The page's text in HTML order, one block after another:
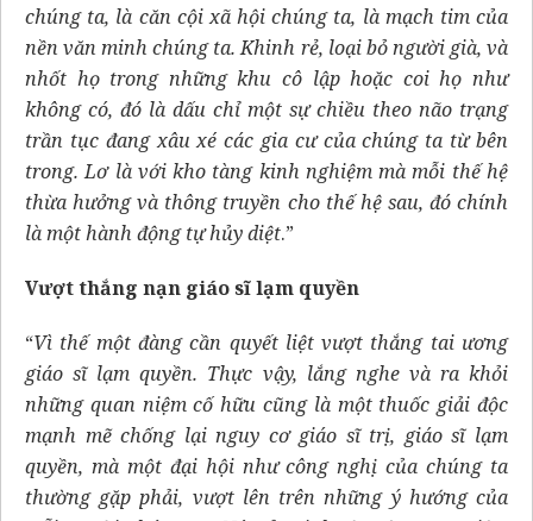
chúng ta, là căn cội xã hội chúng ta, là mạch tim của
nền văn minh chúng ta. Khinh rẻ, loại bỏ người già, và
nhốt họ trong những khu cô lập hoặc coi họ như
không có, đó là dấu chỉ một sự chiều theo não trạng
trần tục đang xâu xé các gia cư của chúng ta từ bên
trong. Lơ là với kho tàng kinh nghiệm mà mỗi thế hệ
thừa hưởng và thông truyền cho thế hệ sau, đó chính
là một hành động tự hủy diệt.”
Vượt thắng nạn giáo sĩ lạm quyền
“Vì thế một đàng cần quyết liệt vượt thắng tai ương
giáo sĩ lạm quyền. Thực vậy, lắng nghe và ra khỏi
những quan niệm cố hữu cũng là một thuốc giải độc
mạnh mẽ chống lại nguy cơ giáo sĩ trị, giáo sĩ lạm
quyền, mà một đại hội như công nghị của chúng ta
thường gặp phải, vượt lên trên những ý hướng của